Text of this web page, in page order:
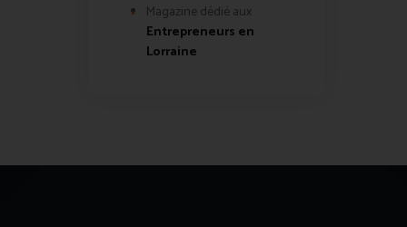
Magazine dédié aux
Entrepreneurs en
Lorraine